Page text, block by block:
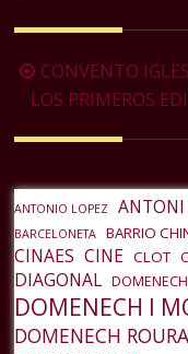
Navegación
de
la
CONVENTO
LOS PRIMEROS
ANTONIO LOPEZ ANTONI
BARCELONETA BARRIO
CINAES CINE CLOT
DIAGONAL
DOMENECH I
DOMENECH ROURA